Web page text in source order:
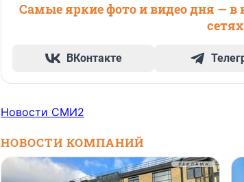
Самые яркие фото и видео дня —
сетях
ВКонтакте
Новости СМИ2
НОВОСТИ КОМПАНИЙ